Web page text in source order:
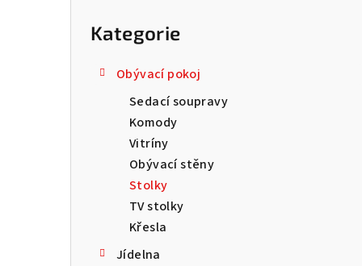
Přeskočit
kategorie
Kategorie
Obývací pokoj
Sedací soupravy
Komody
Vitríny
Obývací stěny
Stolky
TV stolky
Křesla
Jídelna